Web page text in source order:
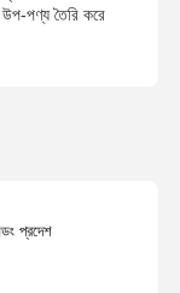
পণ্য তৈরি করে
প্রদেশ